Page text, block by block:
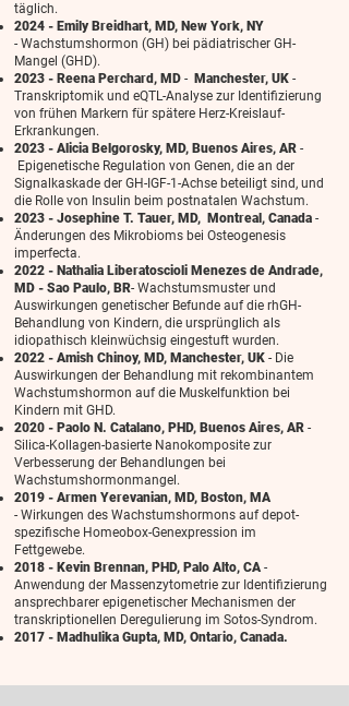
täglich.
2024 - Emily Breidhart, MD, New York, NY
- Wachstumshormon (GH) bei pädiatrischer GH-
Mangel (GHD).
2023 - Reena Perchard, MD - Manchester, UK -
Transkriptomik und eQTL-Analyse zur Identifizierung
von frühen Markern für spätere Herz-Kreislauf-
Erkrankungen.
2023 - Alicia Belgorosky, MD, Buenos Aires, AR -
Epigenetische Regulation von Genen, die an der
Signalkaskade der GH-IGF-1-Achse beteiligt sind, und
die Rolle von Insulin beim postnatalen Wachstum.
2023 - Josephine T. Tauer, MD, Montreal, Canada -
Änderungen des Mikrobioms bei Osteogenesis
imperfecta.
2022 - Nathalia Liberatoscioli Menezes de Andrade,
MD - Sao Paulo, BR- Wachstumsmuster und
Auswirkungen genetischer Befunde auf die rhGH-
Behandlung von Kindern, die ursprünglich als
idiopathisch kleinwüchsig eingestuft wurden.
2022 - Amish Chinoy, MD, Manchester, UK - Die
Auswirkungen der Behandlung mit rekombinantem
Wachstumshormon auf die Muskelfunktion bei
Kindern mit GHD.
2020 - Paolo N. Catalano, PHD, Buenos Aires, AR -
Silica-Kollagen-basierte Nanokomposite zur
Verbesserung der Behandlungen bei
Wachstumshormonmangel.
2019 - Armen Yerevanian, MD, Boston, MA
- Wirkungen des Wachstumshormons auf depot-
spezifische Homeobox-Genexpression im
Fettgewebe.
2018 - Kevin Brennan, PHD, Palo Alto, CA -
Anwendung der Massenzytometrie zur Identifizierung
ansprechbarer epigenetischer Mechanismen der
transkriptionellen Deregulierung im Sotos-Syndrom.
2017 - Madhulika Gupta, MD, Ontario, Canada.